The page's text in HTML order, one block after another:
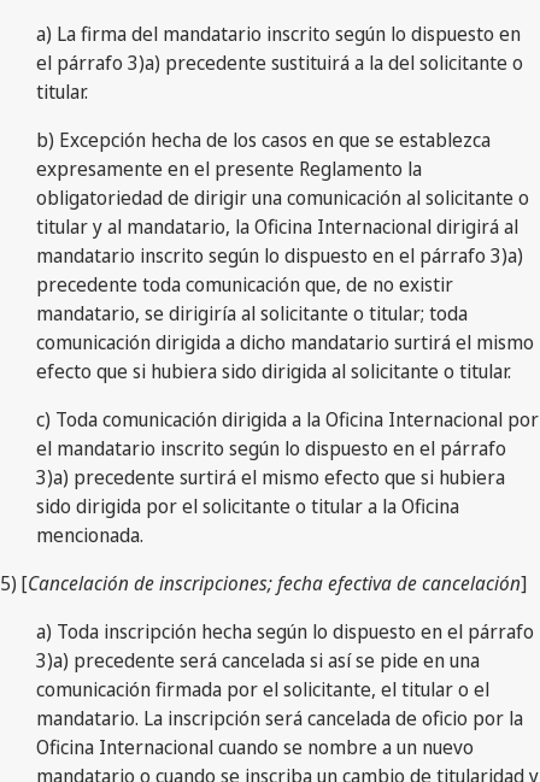
a) La firma del mandatario inscrito según lo dispuesto en
el párrafo 3)a) precedente sustituirá a la del solicitante o
titular.
b) Excepción hecha de los casos en que se establezca
expresamente en el presente Reglamento la
obligatoriedad de dirigir una comunicación al solicitante o
titular y al mandatario, la Oficina Internacional dirigirá al
mandatario inscrito según lo dispuesto en el párrafo 3)a)
precedente toda comunicación que, de no existir
mandatario, se dirigiría al solicitante o titular; toda
comunicación dirigida a dicho mandatario surtirá el mismo
efecto que si hubiera sido dirigida al solicitante o titular.
c) Toda comunicación dirigida a la Oficina Internacional por
el mandatario inscrito según lo dispuesto en el párrafo
3)a) precedente surtirá el mismo efecto que si hubiera
sido dirigida por el solicitante o titular a la Oficina
mencionada.
5) [Cancelación de inscripciones; fecha efectiva de cancelación]
a) Toda inscripción hecha según lo dispuesto en el párrafo
3)a) precedente será cancelada si así se pide en una
comunicación firmada por el solicitante, el titular o el
mandatario. La inscripción será cancelada de oficio por la
Oficina Internacional cuando se nombre a un nuevo
mandatario o cuando se inscriba un cambio de titularidad y